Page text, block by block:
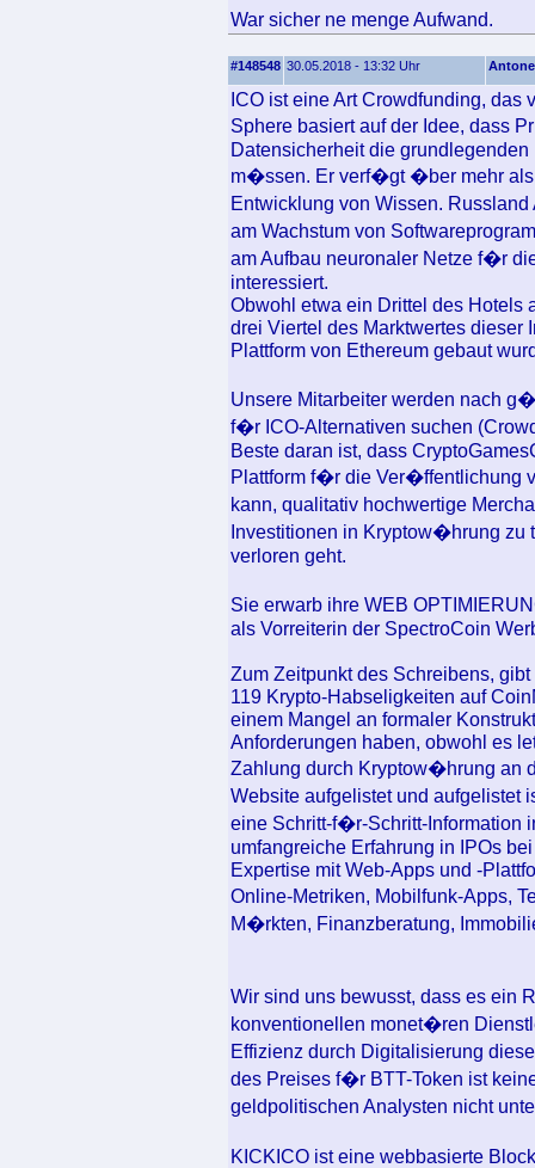
War sicher ne menge Aufwand.
#148548 30.05.2018 - 13:32 Uhr
ICO ist eine Art Crowdfunding, das
Sphere basiert auf der Idee, dass
Datensicherheit die
m�ssen. Er verf�gt �ber mehr als
Entwicklung von Wissen.
am Wachstum von
am Aufbau neuronaler Netze f�r
interessiert.
Obwohl etwa ein Drittel des Hotels
drei Viertel des Marktwertes dieser
Plattform von Ethereum gebaut
Unsere Mitarbeiter werden nach
f�r ICO-Alternativen suchen
Beste daran ist, dass
Plattform f�r die Ver�ffentlichung
kann, qualitativ hochwertige
Investitionen in Kryptow�hrung
verloren geht.
Sie erwarb ihre WEB
als Vorreiterin der SpectroCoin
Zum Zeitpunkt des Schreibens,
119 Krypto-Habseligkeiten auf
einem Mangel an formaler
Anforderungen haben, obwohl es
Zahlung durch Kryptow�hrung an
Website aufgelistet und aufgelistet
eine Schritt-f�r-Schritt-
umfangreiche Erfahrung in IPOs
Expertise mit Web-Apps und -
Online-Metriken, Mobilfunk-Apps,
M�rkten, Finanzberatung,
Wir sind uns bewusst, dass es ein
konventionellen monet�ren
Effizienz durch Digitalisierung
des Preises f�r BTT-Token ist
geldpolitischen Analysten nicht
KICKICO ist eine webbasierte